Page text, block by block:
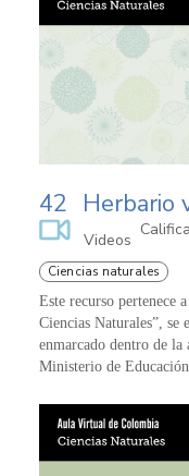
42 Herbario
Videos
Ciencias naturales
Este recurso pertenece
Ciencias Naturales”, se
enmarcado dentro de la
Ministerio de